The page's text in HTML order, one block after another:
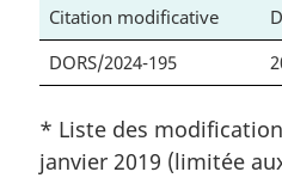
Citation modificative
DORS/2024-195
* Liste des
janvier 2019 (limitée